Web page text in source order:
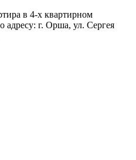
в 4-х квартирном
г. Орша, ул. Сергея